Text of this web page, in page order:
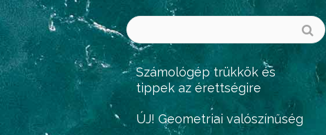
Számológép trükkök és
tippek az érettségire
ÚJ! Geometriai valószínűség